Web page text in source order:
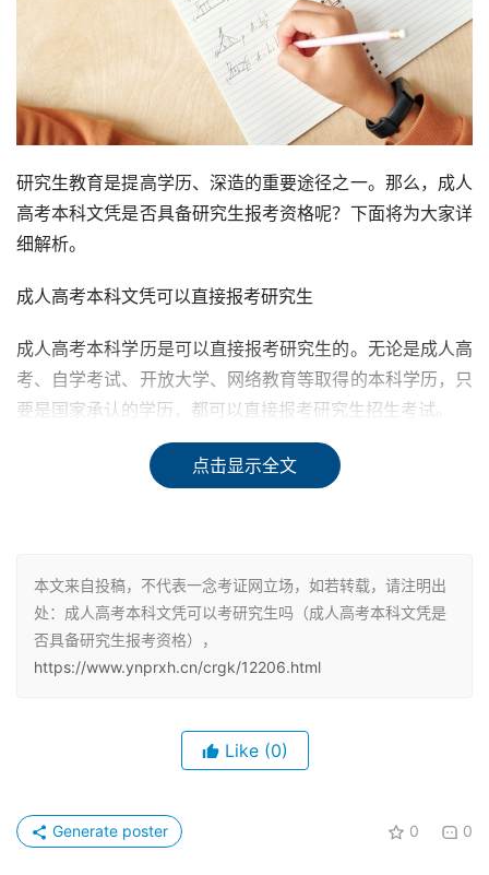
研究生教育是提高学历、深造的重要途径之一。那么，成人
高考本科文凭是否具备研究生报考资格呢？下面将为大家详
细解析。
成人高考本科文凭可以直接报考研究生
成人高考本科学历是可以直接报考研究生的。无论是成人高
考、自学考试、开放大学、网络教育等取得的本科学历，只
要是国家承认的学历，都可以直接报考研究生招生考试。
符合研究生报考条件
件，如语言、年龄、身体等方面的要求。
成人高考本科文凭是国家认可的学历
成人高考本科学历是国家认可的学历，和全日制本科学历具
并且已经经过国家认证。因此，成人高考本科毕业学历可以
直接报考研究生招生考试。
不同的研究生招生对象
点击显示全文
本文来自投稿，不代表一念考证网立场，如若转载，请注明出
处：成人高考本科文凭可以考研究生吗（成人高考本科文凭是
否具备研究生报考资格），
https://www.ynprxh.cn/crgk/12206.html
Like (0)
0 0
Generate poster